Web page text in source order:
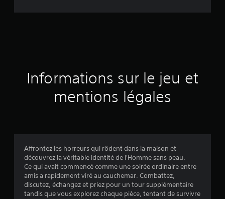
é
u
v
a
Informations sur le jeu et
mentions légales
Affrontez les horreurs qui rôdent dans la maison et
découvrez la véritable identité de l'Homme sans peau.
Ce qui avait commencé comme une soirée ordinaire entre
amis a rapidement viré au cauchemar. Combattez,
discutez, échangez et priez pour un tour supplémentaire
tandis que vous explorez chaque pièce, tentant de survivre